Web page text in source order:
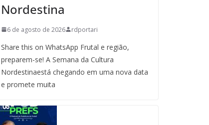
Nordestina
6 de agosto de 2026 rdportari
Share this on WhatsApp Frutal e região,
preparem-se! A Semana da Cultura
Nordestinaestá chegando em uma nova data
e promete muita